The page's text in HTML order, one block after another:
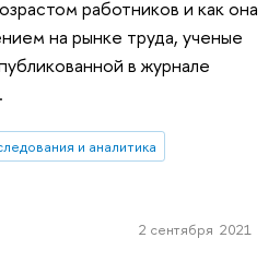
работников и как она
на рынке труда, ученые
в журнале
и аналитика
2 сентября 2021